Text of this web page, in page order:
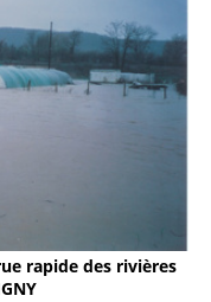
rapide des rivières